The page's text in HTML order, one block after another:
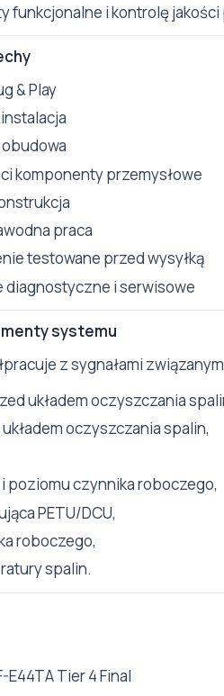
funkcjonalne i kontrolę jakości
& Play
komponenty przemysłowe
praca
testowane przed wysyłką
diagnostyczne i serwisowe
systemu
z sygnałami
układem oczyszczania
oczyszczania spalin,
poziomu czynnika roboczego,
PETU/DCU,
roboczego,
spalin.
E44TA Tier 4 Final